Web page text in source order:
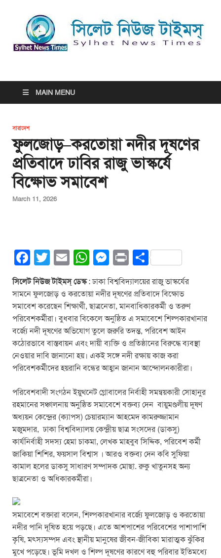
সিলেট নিউজ টাইমস্ | Sylhet
News Times
MAIN MENU
সারাদেশ
ফুলজোড়–করতোয়া নদীর দূষণের
প্রতিবাদে ঢাবির রাজু ভাস্কর্যে
বিক্ষোভ সমাবেশ
March 11, 2026
F
a
c
e
b
o
o
k
T
wi
tt
er
E
m
ail
W
h
at
s
A
p
p
M
e
ss
e
n
g
er
Pr
in
t
S
h
ar
e
সিলেট নিউজ টাইমস্ ডেস্ক: ঢাকা বিশ্ববিদ্যালয়ের রাজু ভাস্কর্যের
সামনে ফুলজোড় ও করতোয়া নদীর দূষণের প্রতিবাদে বিক্ষোভ
সমাবেশ করেছেন শিক্ষার্থী, ছাত্রনেতা, মানবাধিকারকর্মী ও তরুণ
পরিবেশকর্মীরা। বুধবার বিকেলে অনুষ্ঠিত এ সমাবেশে শিল্পকারখানার
বর্জ্যে নদী দূষণের অভিযোগ তুলে জরুরি তদন্ত, পরিবেশ আইন
কঠোরভাবে বাস্তবায়ন এবং দায়ী ব্যক্তি ও প্রতিষ্ঠানের বিরুদ্ধে ব্যবস্থা
নেওয়ার দাবি জানানো হয়। একই সঙ্গে নদী রক্ষায় কাজ করা
পরিবেশকর্মীদের হয়রানি বন্ধের আহ্বান জানান আন্দোলনকারীরা।
পরিবেশবাদী সংগঠন ইয়ুথনেট গ্লোবালের নির্বাহী সমন্বয়কারী সোহানুর
রহমানের সঞ্চালনায় অনুষ্ঠিত সমাবেশে বক্তব্য দেন বায়ুমণ্ডলীয় দূষণ
অধ্যয়ন কেন্দ্রের (ক্যাপস) চেয়ারম্যান আহমেদ কামরুজ্জামান
মজুমদার, ঢাকা বিশ্ববিদ্যালয় কেন্দ্রীয় ছাত্র সংসদের (ডাকসু)
কার্যনির্বাহী সদস্য হেমা চাকমা, লেখক মাহবুব সিদ্দিক, পরিবেশ কর্মী
জাকিয়া শিশির, ফয়সাল বিশ্বাস । আরও বক্তব্য দেন কবি সুফিয়া
কামাল হলের ডাকসু সাধারণ সম্পাদক মোছা. রুকু খাতুনসহ অন্য
ছাত্রনেতা ও অধিকারকর্মীরা।
সমাবেশে বক্তারা বলেন, শিল্পকারখানার বর্জ্যে ফুলজোড় ও করতোয়া
নদীর পানি দূষিত হয়ে পড়ছে। এতে আশপাশের পরিবেশের পাশাপাশি
কৃষি, মৎস্যসম্পদ এবং স্থানীয় মানুষের জীবন-জীবিকা মারাত্মক ঝুঁকির
মুখে পড়েছে। ভূমি দখল ও শিল্প দূষণের কারণে বহু পরিবার ইতিমধ্যে